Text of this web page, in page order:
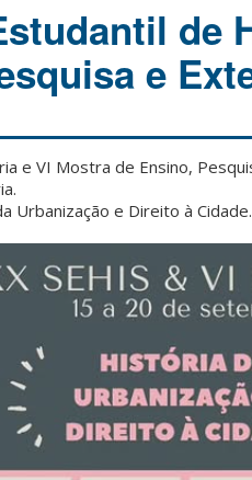
de
e
e VI Mostra de Ensino,
Urbanização e Direito à Cidade.